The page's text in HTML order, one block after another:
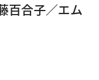
百合子／エム